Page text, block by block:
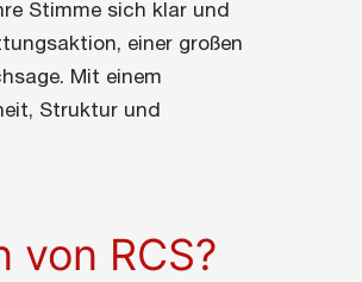
Stimme sich klar und
einer großen
Mit einem
Struktur und
von RCS?